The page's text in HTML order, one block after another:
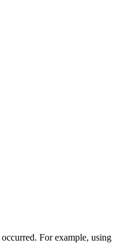
For example, using